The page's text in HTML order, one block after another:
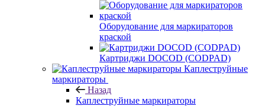
Оборудование для маркираторов
краской
Картриджи DOCOD (CODPAD)
Каплеструйные
маркираторы
Назад
Каплеструйные маркираторы